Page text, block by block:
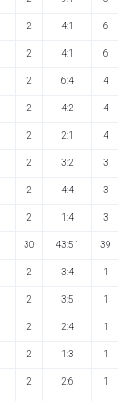
2 4:1 6
2 4:1 6
2 6:4 4
2 4:2 4
2 2:1 4
2 3:2 3
2 4:4 3
2 1:4 3
30 43:51 39
2 3:4 1
2 3:5 1
2 2:4 1
2 1:3 1
2 2:6 1